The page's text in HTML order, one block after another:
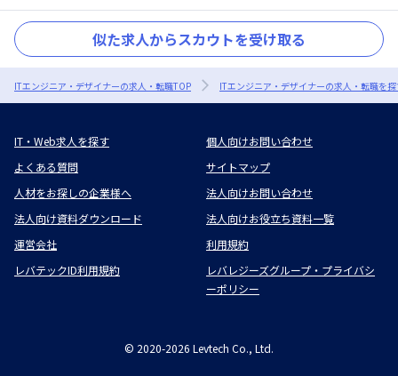
似た求人からスカウトを受け取る
ITエンジニア・デザイナーの求人・転職TOP ITエンジニア・デザイナーの求人・転職を
IT・Web求人を探す
個人向けお問い合わせ
よくある質問
サイトマップ
人材をお探しの企業様へ
法人向けお問い合わせ
法人向け資料ダウンロード
法人向けお役立ち資料一覧
運営会社
利用規約
レバテックID利用規約
レバレジーズグループ・プライバシ
ーポリシー
© 2020-2026 Levtech Co., Ltd.